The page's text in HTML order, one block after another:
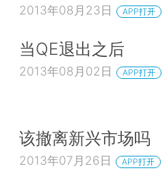
2013年08月23日 APP打开
当QE退出之后
2013年08月02日 APP打开
该撤离新兴市场吗
2013年07月26日 APP打开